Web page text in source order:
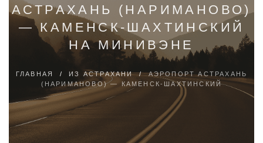
АСТРАХАНЬ (НАРИМАНОВО)
— КАМЕНСК-ШАХТИНСКИЙ
НА МИНИВЭНЕ
ГЛАВНАЯ / ИЗ АСТРАХАНИ/АЭРОПОРТ АСТРАХАНЬ
(НАРИМАНОВО) — КАМЕНСК-ШАХТИНСКИЙ